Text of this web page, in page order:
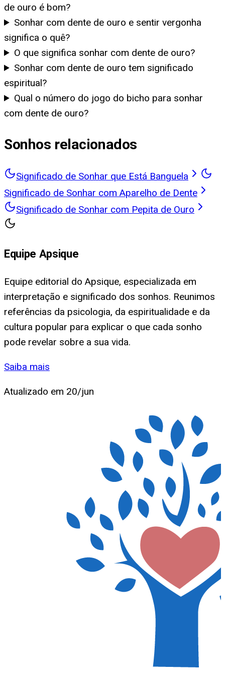
de ouro é bom?
Sonhar com dente de ouro e sentir vergonha
significa o quê?
O que significa sonhar com dente de ouro?
Sonhar com dente de ouro tem significado
espiritual?
Qual o número do jogo do bicho para sonhar
com dente de ouro?
Sonhos relacionados
Significado de Sonhar que Está Banguela
Significado de Sonhar com Aparelho de Dente
Significado de Sonhar com Pepita de Ouro
Equipe Apsique
Equipe editorial do Apsique, especializada em
interpretação e significado dos sonhos. Reunimos
referências da psicologia, da espiritualidade e da
cultura popular para explicar o que cada sonho
pode revelar sobre a sua vida.
Saiba mais
Atualizado em 20/jun